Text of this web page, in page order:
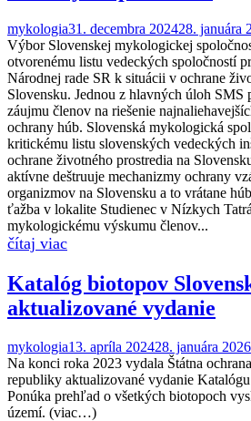
mykologia31. decembra 202428. januára
Výbor Slovenskej mykologickej
otvorenému listu vedeckých spoločností
Národnej rade SR k situácii v ochrane
Slovensku. Jednou z hlavných úloh SMS
záujmu členov na riešenie
ochrany húb. Slovenská mykologická
kritickému listu slovenských vedeckých
ochrane životného prostredia na
aktívne deštruuje mechanizmy ochrany
organizmov na Slovensku a to vrátane
ťažba v lokalite Studienec v Nízkych
mykologickému výskumu členov...
Katalóg biotopov
aktualizované vydanie
mykologia13. apríla 202428. januára 2026
Na konci roka 2023 vydala Štátna
republiky aktualizované vydanie
Ponúka prehľad o všetkých biotopoch
území. (viac…)